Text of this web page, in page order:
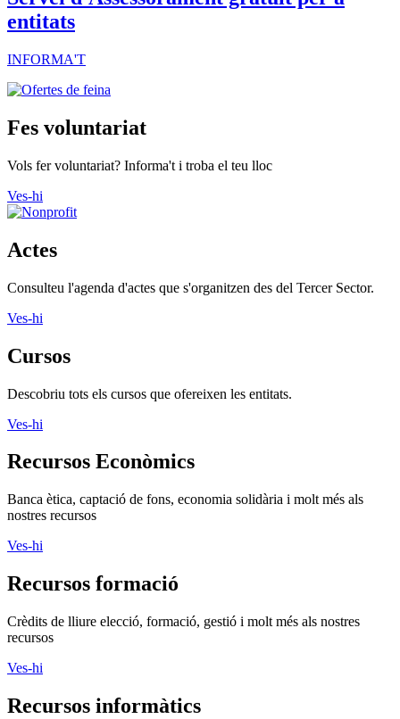
entitats
INFORMA'T
Fes voluntariat
Vols fer voluntariat? Informa't i troba el teu lloc
Ves-hi
Actes
Consulteu l'agenda d'actes que s'organitzen des del Tercer Sector.
Ves-hi
Cursos
Descobriu tots els cursos que ofereixen les entitats.
Ves-hi
Recursos Econòmics
Banca ètica, captació de fons, economia solidària i molt més als
nostres recursos
Ves-hi
Recursos formació
Crèdits de lliure elecció, formació, gestió i molt més als nostres
recursos
Ves-hi
Recursos informàtics